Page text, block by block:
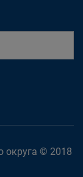
округа © 2018